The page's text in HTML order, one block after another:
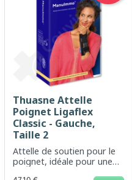
Thuasne Attelle
Poignet Ligaflex
Classic - Gauche,
Taille 2
Attelle de soutien pour le
poignet, idéale pour une